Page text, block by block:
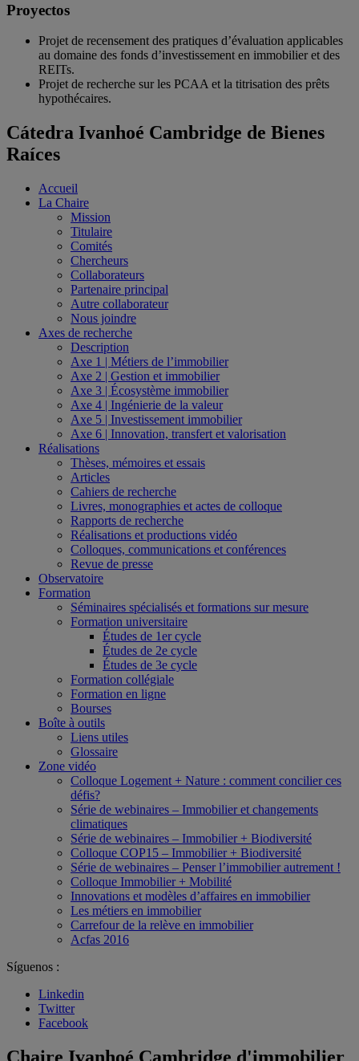
Proyectos
Projet de recensement des pratiques d’évaluation applicables
au domaine des fonds d’investissement en immobilier et des
REITs.
Projet de recherche sur les PCAA et la titrisation des prêts
hypothécaires.
Cátedra Ivanhoé Cambridge de Bienes
Raíces
Accueil
La Chaire
Mission
Titulaire
Comités
Chercheurs
Collaborateurs
Partenaire principal
Autre collaborateur
Nous joindre
Axes de recherche
Description
Axe 1 | Métiers de l’immobilier
Axe 2 | Gestion et immobilier
Axe 3 | Écosystème immobilier
Axe 4 | Ingénierie de la valeur
Axe 5 | Investissement immobilier
Axe 6 | Innovation, transfert et valorisation
Réalisations
Thèses, mémoires et essais
Articles
Cahiers de recherche
Livres, monographies et actes de colloque
Rapports de recherche
Réalisations et productions vidéo
Colloques, communications et conférences
Revue de presse
Observatoire
Formation
Séminaires spécialisés et formations sur mesure
Formation universitaire
Études de 1er cycle
Études de 2e cycle
Études de 3e cycle
Formation collégiale
Formation en ligne
Bourses
Boîte à outils
Liens utiles
Glossaire
Zone vidéo
Colloque Logement + Nature : comment concilier ces
défis?
Série de webinaires – Immobilier et changements
climatiques
Série de webinaires – Immobilier + Biodiversité
Colloque COP15 – Immobilier + Biodiversité
Série de webinaires – Penser l’immobilier autrement !
Colloque Immobilier + Mobilité
Innovations et modèles d’affaires en immobilier
Les métiers en immobilier
Carrefour de la relève en immobilier
Acfas 2016
Síguenos :
Linkedin
Twitter
Facebook